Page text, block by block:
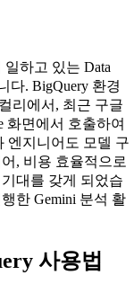
하고 있는 Data
다. BigQuery 환경
리에서, 최근 구글
화면에서 호출하여
엔지니어도 모델 구
, 비용 효율적으로
대를 갖게 되었습
한 Gemini 분석 활
사용법